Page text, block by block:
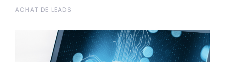
ACHAT DE LEADS